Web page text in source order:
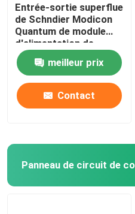
Entrée-sortie superflue
de Schndier Modicon
Quantum de module
d'alimentation de
l'énergie
140DRC83000
meilleur prix
Contact
Panneau de circuit de